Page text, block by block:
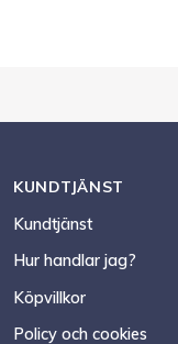
KUNDTJÄNST
Kundtjänst
Hur handlar jag?
Köpvillkor
Policy och cookies